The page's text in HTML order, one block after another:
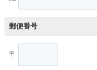
郵便番号
〒